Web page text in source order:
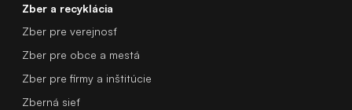
Zber a recyklácia
Zber pre verejnosť
Zber pre obce a mestá
Zber pre firmy a inštitúcie
Zberná sieť